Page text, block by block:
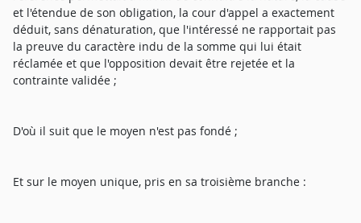
et l'étendue de son obligation, la cour d'appel a exactement
déduit, sans dénaturation, que l'intéressé ne rapportait pas
la preuve du caractère indu de la somme qui lui était
réclamée et que l'opposition devait être rejetée et la
contrainte validée ;
D'où il suit que le moyen n'est pas fondé ;
Et sur le moyen unique, pris en sa troisième branche :